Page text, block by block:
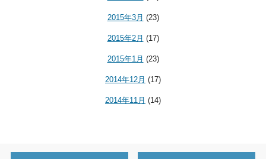
2015年3月 (23)
2015年2月 (17)
2015年1月 (23)
2014年12月 (17)
2014年11月 (14)